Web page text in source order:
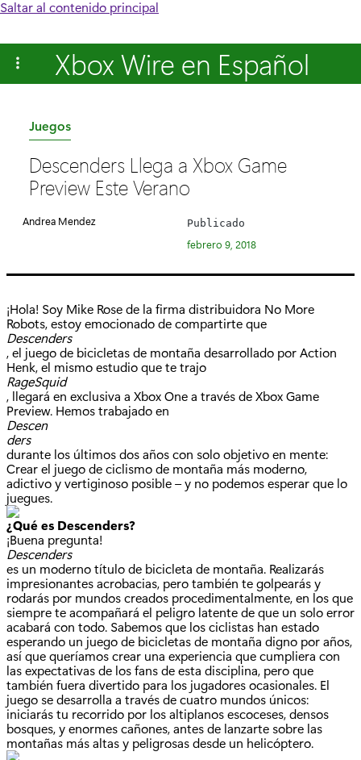
Saltar al contenido principal
Xbox Wire en Español
C
t
e
í
:
Juegos
Descenders Llega a Xbox Game
Preview Este Verano
Andrea Mendez Publicado
febrero 9, 2018
¡Hola! Soy Mike Rose de la firma distribuidora No More
Robots, estoy emocionado de compartirte que
Descenders
, el juego de bicicletas de montaña desarrollado por Action
Henk, el mismo estudio que te trajo
RageSquid
, llegará en exclusiva a Xbox One a través de Xbox Game
Preview. Hemos trabajado en
Descen
ders
durante los últimos dos años con solo objetivo en mente:
Crear el juego de ciclismo de montaña más moderno,
adictivo y vertiginoso posible – y no podemos esperar que lo
juegues.
¿Qué es Descenders?
¡Buena pregunta!
Descenders
es un moderno título de bicicleta de montaña. Realizarás
impresionantes acrobacias, pero también te golpearás y
rodarás por mundos creados procedimentalmente, en los que
siempre te acompañará el peligro latente de que un solo error
acabará con todo. Sabemos que los ciclistas han estado
esperando un juego de bicicletas de montaña digno por años,
así que queríamos crear una experiencia que cumpliera con
las expectativas de los fans de esta disciplina, pero que
también fuera divertido para los jugadores ocasionales. El
juego se desarrolla a través de cuatro mundos únicos:
iniciarás tu recorrido por los altiplanos escoceses, densos
bosques, y enormes cañones, antes de lanzarte sobre las
montañas más altas y peligrosas desde un helicóptero.